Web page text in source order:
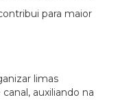
para maior
limas
auxiliando na